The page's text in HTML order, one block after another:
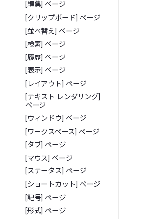
[編集] ページ
[クリップボード] ページ
[並べ替え] ページ
[検索] ページ
[履歴] ページ
[表示] ページ
[レイアウト] ページ
[テキスト レンダリング]
ページ
[ウィンドウ] ページ
[ワークスペース] ページ
[タブ] ページ
[マウス] ページ
[ステータス] ページ
[ショートカット] ページ
[記号] ページ
[形式] ページ